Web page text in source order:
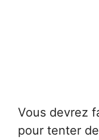
Vous devrez
pour tenter